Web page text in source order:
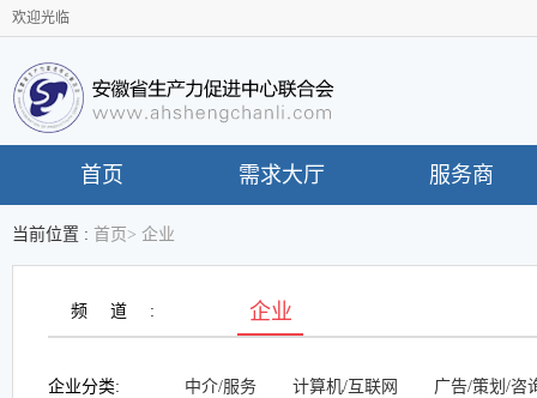
欢迎光临
首页 需求大厅 服务商
当前位置 : 首页 > 企业
频道: 企业
企业分类: 中介/服务 计算机/互联网 广告/策划/咨